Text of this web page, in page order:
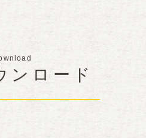
ンロード